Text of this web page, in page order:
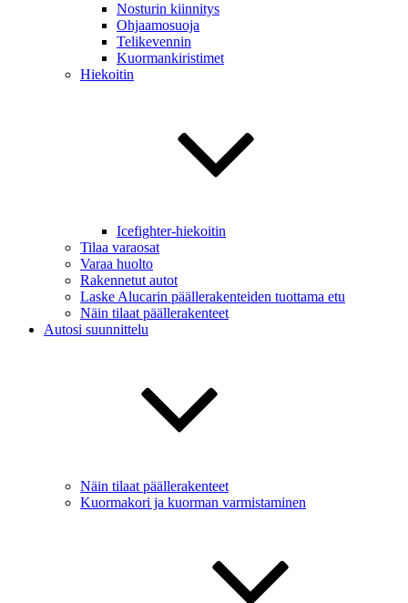
Nosturin kiinnitys
Ohjaamosuoja
Telikevennin
Kuormankiristimet
Hiekoitin
Icefighter-hiekoitin
Tilaa varaosat
Varaa huolto
Rakennetut autot
Laske Alucarin päällerakenteiden tuottama etu
Näin tilaat päällerakenteet
Autosi suunnittelu
Näin tilaat päällerakenteet
Kuormakori ja kuorman varmistaminen